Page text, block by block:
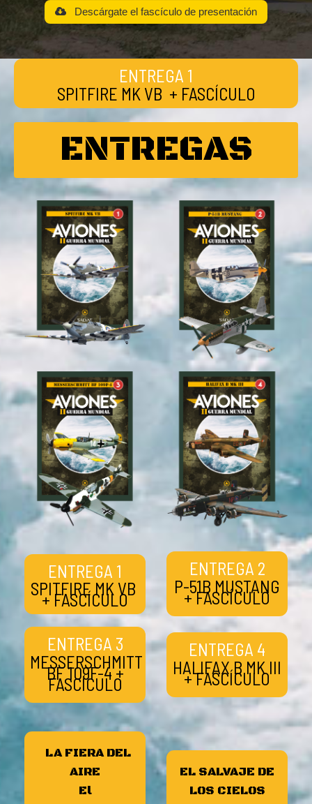
Descárgate el fascículo de presentación
ENTREGA 1
SPITFIRE MK VB + FASCÍCULO
ENTREGAS
ENTREGA 1
SPITFIRE MK VB
+ FASCÍCULO
ENTREGA 2
P-51B MUSTANG
+ FASCÍCULO
ENTREGA 3
MESSERSCHMITT
BF 109F-4 +
FASCÍCULO
ENTREGA 4
HALIFAX B MK III
+ FASCÍCULO
LA FIERA DEL
AIRE
El
EL SALVAJE DE
LOS CIELOS